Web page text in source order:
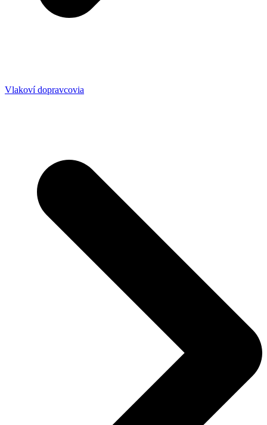
Vlakoví dopravcovia